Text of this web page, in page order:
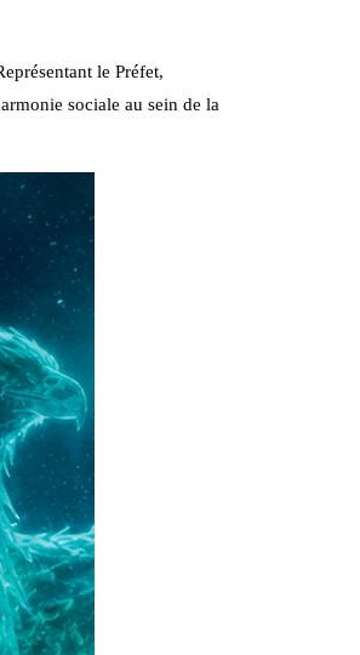
le Préfet,
sociale au sein de la